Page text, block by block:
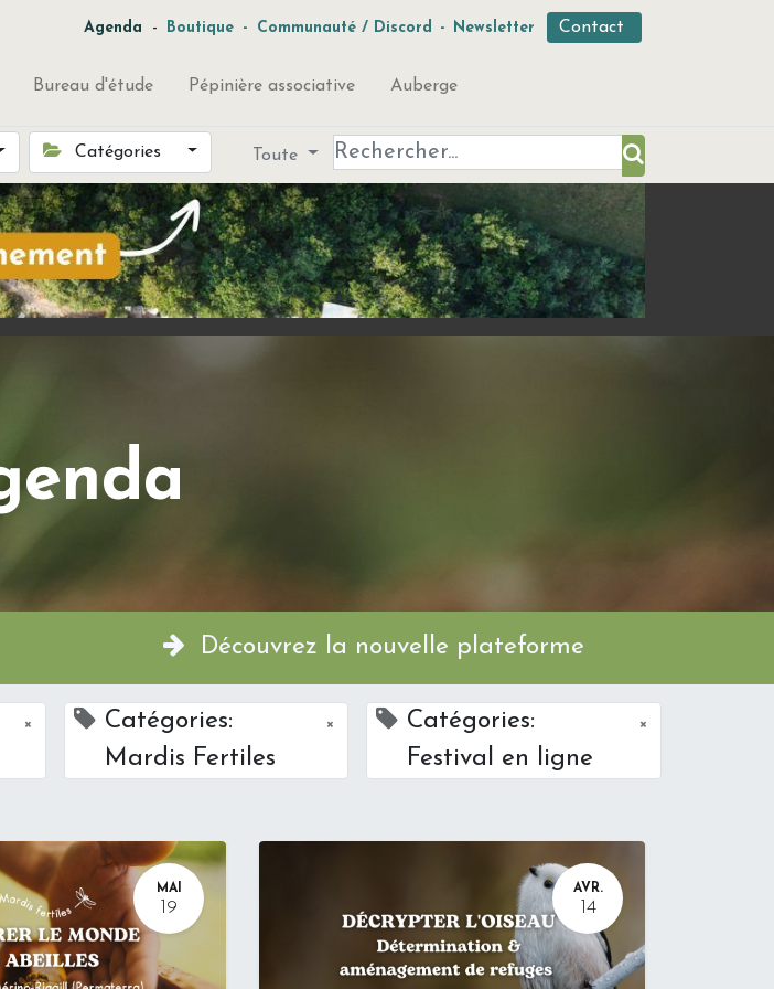
Agenda - Boutique - Communauté / Discord - Newsletter Contact
Bureau d'étude Pépinière associative Auberge
Catégories Toute
ligne ! Découvrez la nouvelle plateforme
×
Catégories:
Mardis Fertiles
×
Catégories:
Festival en ligne
×
MAI
19
AVR.
14